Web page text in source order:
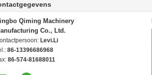
Qiming Machinery
Co., Ltd.
Levi.Li
86-13396686968
86-574-81688011